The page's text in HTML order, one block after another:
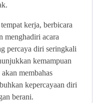
kerja, berbicara
menghadiri acara
percaya diri seringkali
kemampuan
membahas
kepercayaan diri
berani.